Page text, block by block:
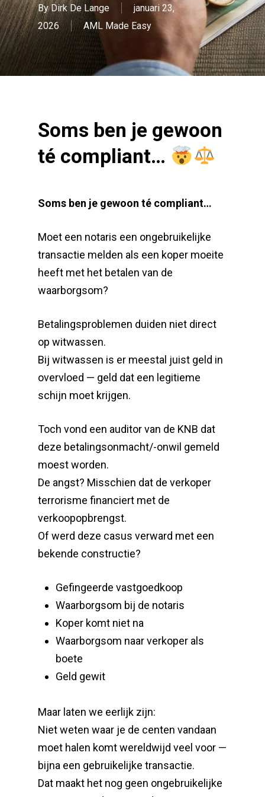
By Dirk De Lange
januari 23,
2026
AML Made Easy
Soms ben je gewoon
té compliant…
Soms ben je gewoon té compliant…
Moet een notaris een ongebruikelijke
transactie melden als een koper moeite
heeft met het betalen van de
waarborgsom?
Betalingsproblemen duiden niet direct
op witwassen.
Bij witwassen is er meestal juist geld in
overvloed — geld dat een legitieme
schijn moet krijgen.
Toch vond een auditor van de KNB dat
deze betalingsonmacht/-onwil gemeld
moest worden.
De angst? Misschien dat de verkoper
terrorisme financiert met de
verkoopopbrengst.
Of werd deze casus verward met een
bekende constructie?
Gefingeerde vastgoedkoop
Waarborgsom bij de notaris
Koper komt niet na
Waarborgsom naar verkoper als
boete
Geld gewit
Maar laten we eerlijk zijn:
Niet weten waar je de centen vandaan
moet halen komt wereldwijd veel voor —
bijna een gebruikelijke transactie.
Dat maakt het nog geen ongebruikelijke